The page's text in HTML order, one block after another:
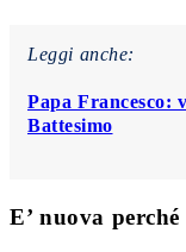
Leggi anche:
Papa Francesco:
Battesimo
E’ nuova